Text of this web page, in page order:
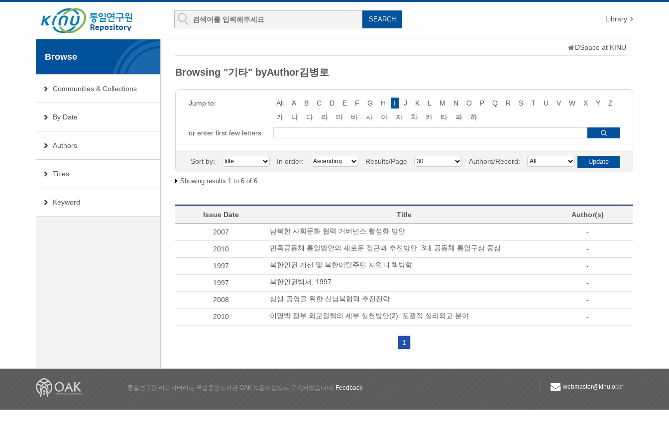
Library
Browse
Communities & Collections
By Date
Authors
Titles
Keyword
DSpace at KINU
Browsing "기타" byAuthor김병로
Jump to: All A B C D E F G H I J K L M N O P Q R S T U V W X Y
Z
가
나 다 라 마 바 사 아 자 차 카 타 파
하
or enter first few letters:
Sort by: In order: Results/Page Authors/Record:
Showing results 1 to 6 of 6
Issue Date Title Author(s)
2007 남북한 사회문화 협력 거버넌스 활성화 방안 -
2010 민족공동체 통일방안의 새로운 접근과 추진방안: 3대 공동체 통일구상 중심 -
1997 북한인권 개선 및 북한이탈주민 지원 대책방향 -
1997 북한인권백서, 1997 -
2008 상생·공영을 위한 신남북협력 추진전략 -
2010 이명박 정부 외교정책의 세부 실천방안(2): 포괄적 실리외교 분야 -
1
webmaster@kinu.or.kr
통일연구원 리포지터리는 국립중앙도서관 OAK 보급사업으로 구축되었습니다. Feedback